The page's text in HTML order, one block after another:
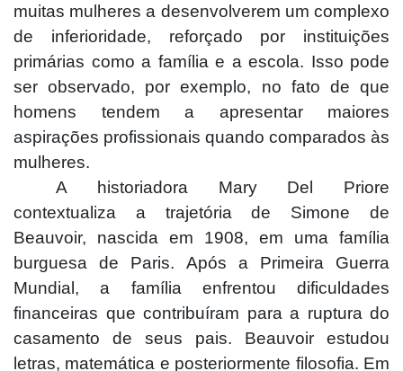
muitas mulheres a desenvolverem um complexo
de inferioridade, reforçado por instituições
primárias como a família e a escola. Isso pode
ser observado, por exemplo, no fato de que
homens tendem a apresentar maiores
aspirações profissionais quando comparados às
mulheres.
A historiadora Mary Del Priore
contextualiza a trajetória de Simone de
Beauvoir, nascida em 1908, em uma família
burguesa de Paris. Após a Primeira Guerra
Mundial, a família enfrentou dificuldades
financeiras que contribuíram para a ruptura do
casamento de seus pais. Beauvoir estudou
letras, matemática e posteriormente filosofia. Em